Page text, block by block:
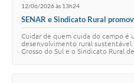
12/06/2026 às 13h24
SENAR e Sindicato Rural
Cuidar de quem cuida do campo é
desenvolvimento rural sustentável.
Grosso do Sul e o Sindicato Rural